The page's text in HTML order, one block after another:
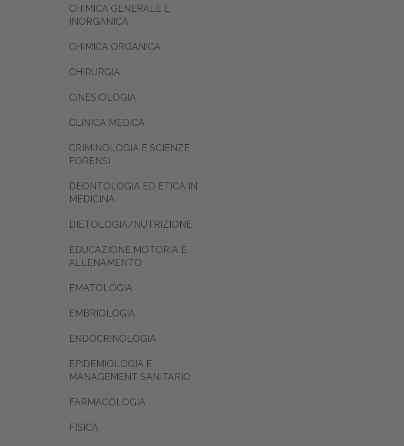
CHIMICA GENERALE E
INORGANICA
CHIMICA ORGANICA
CHIRURGIA
CINESIOLOGIA
CLINICA MEDICA
CRIMINOLOGIA E SCIENZE
FORENSI
DEONTOLOGIA ED ETICA IN
MEDICINA
DIETOLOGIA/NUTRIZIONE
EDUCAZIONE MOTORIA E
ALLENAMENTO
EMATOLOGIA
EMBRIOLOGIA
ENDOCRINOLOGIA
EPIDEMIOLOGIA E
MANAGEMENT SANITARIO
FARMACOLOGIA
FISICA